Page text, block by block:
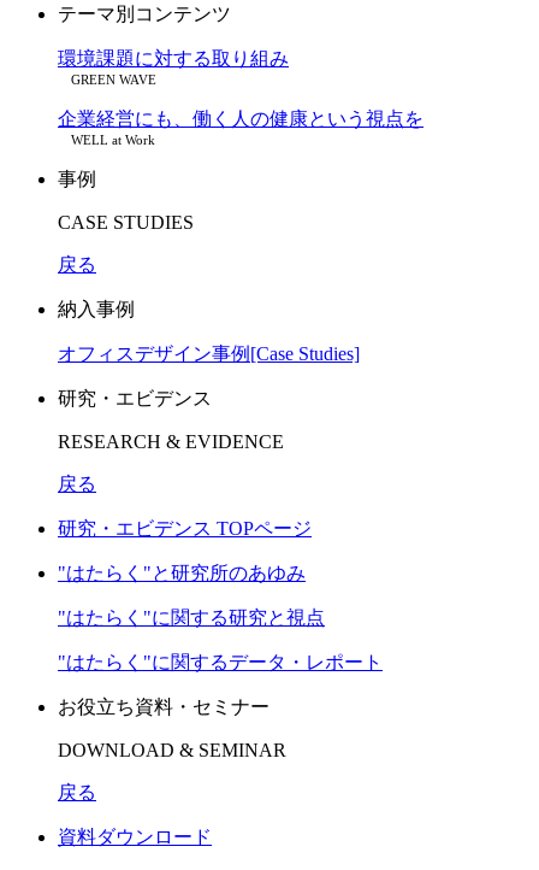
テーマ別コンテンツ
環境課題に対する取り組み
GREEN WAVE
企業経営にも、働く人の健康という視点を
WELL at Work
事例
CASE STUDIES
戻る
納入事例
オフィスデザイン事例[Case Studies]
研究・エビデンス
RESEARCH & EVIDENCE
戻る
研究・エビデンス TOPページ
"はたらく"と研究所のあゆみ
"はたらく"に関する研究と視点
"はたらく"に関するデータ・レポート
お役立ち資料・セミナー
DOWNLOAD & SEMINAR
戻る
資料ダウンロード